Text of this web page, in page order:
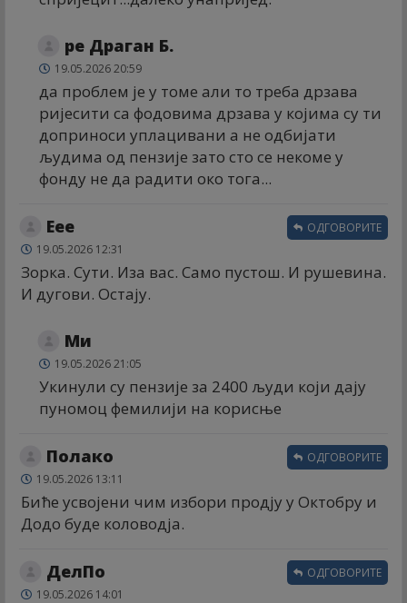
ре Драган Б.
19.05.2026 20:59
да проблем је у томе али то треба дрзава
ријесити са фодовима дрзава у којима су ти
доприноси уплацивани а не одбијати
људима од пензије зато сто се некоме у
фонду не да радити око тога...
Еее
19.05.2026 12:31
Зорка. Сути. Иза вас. Само пустош. И рушевина.
И дугови. Остају.
ОДГОВОРИТЕ
Ми
19.05.2026 21:05
Укинули су пензије за 2400 људи који дају
пуномоц фемилији на корисње
Полако
19.05.2026 13:11
Биће усвојени чим избори продју у Октобру и
Додо буде коловодја.
ОДГОВОРИТЕ
ДелПо
19.05.2026 14:01
ОДГОВОРИТЕ